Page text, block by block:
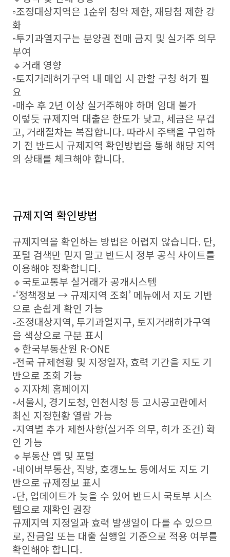
▫️조정대상지역은 1순위 청약 제한, 재당첨 제한 강
화
▫️투기과열지구는 분양권 전매 금지 및 실거주 의무
부여
🔹거래 영향
▫️토지거래허가구역 내 매입 시 관할 구청 허가 필
요
▫️매수 후 2년 이상 실거주해야 하며 임대 불가
이렇듯 규제지역 대출은 한도가 낮고, 세금은 무겁
고, 거래절차는 복잡합니다. 따라서 주택을 구입하
기 전 반드시 규제지역 확인방법을 통해 해당 지역
의 상태를 체크해야 합니다.
규제지역 확인방법
규제지역을 확인하는 방법은 어렵지 않습니다. 단,
포털 검색만 믿지 말고 반드시 정부 공식 사이트를
이용해야 정확합니다.
🔹국토교통부 실거래가 공개시스템
▫️‘정책정보 → 규제지역 조회’ 메뉴에서 지도 기반
으로 손쉽게 확인 가능
▫️조정대상지역, 투기과열지구, 토지거래허가구역
을 색상으로 구분 표시
🔹한국부동산원 R-ONE
▫️전국 규제현황 및 지정일자, 효력 기간을 지도 기
반으로 조회 가능
🔹지자체 홈페이지
▫️서울시, 경기도청, 인천시청 등 고시공고란에서
최신 지정현황 열람 가능
▫️지역별 추가 제한사항(실거주 의무, 허가 조건) 확
인 가능
🔹부동산 앱 및 포털
▫️네이버부동산, 직방, 호갱노노 등에서도 지도 기
반으로 규제정보 표시
▫️단, 업데이트가 늦을 수 있어 반드시 국토부 시스
템으로 재확인 권장
규제지역 지정일과 효력 발생일이 다를 수 있으므
로, 잔금일 또는 대출 실행일 기준으로 적용 여부를
확인해야 합니다.